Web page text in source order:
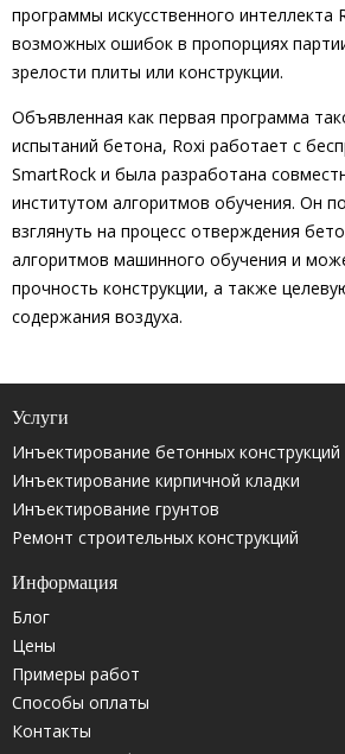
программы искусственного интеллекта
возможных ошибок в пропорциях
зрелости плиты или конструкции.
Объявленная как первая программа
испытаний бетона, Roxi работает с
SmartRock и была разработана
институтом алгоритмов обучения. Он
взглянуть на процесс отверждения
алгоритмов машинного обучения и
прочность конструкции, а также
содержания воздуха.
Услуги
Инъектирование бетонных конструкций
Инъектирование кирпичной кладки
Инъектирование грунтов
Ремонт строительных конструкций
Информация
Блог
Цены
Примеры работ
Способы оплаты
Контакты